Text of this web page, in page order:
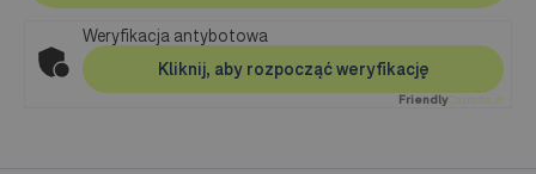
Weryfikacja antybotowa
Kliknij, aby rozpocząć weryfikację
FriendlyCaptcha ⇗